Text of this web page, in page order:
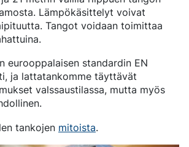
LAAKEREIHIN
TAOTUT RENKAAT
Alue
Lämpökäsittelyt voivat
Tangot voidaan toimittaa
eurooppalaisen standardin EN
ja lattatankomme täyttävät
valssaustilassa, mutta myös
tankojen mitoista.